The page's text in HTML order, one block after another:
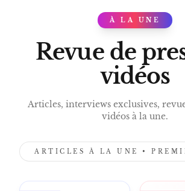
À LA UNE
Revue de
vidéos
Articles, interviews exclusives,
vidéos à la une.
ARTICLES À LA UNE •